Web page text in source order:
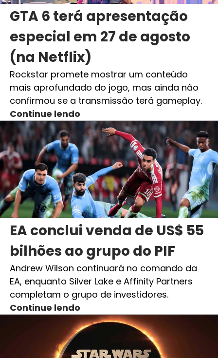
GTA 6 terá apresentação
especial em 27 de agosto
(na Netflix)
Rockstar promete mostrar um conteúdo
mais aprofundado do jogo, mas ainda não
confirmou se a transmissão terá gameplay.
Continue lendo
EA conclui venda de US$ 55
bilhões ao grupo do PIF
Andrew Wilson continuará no comando da
EA, enquanto Silver Lake e Affinity Partners
completam o grupo de investidores.
Continue lendo